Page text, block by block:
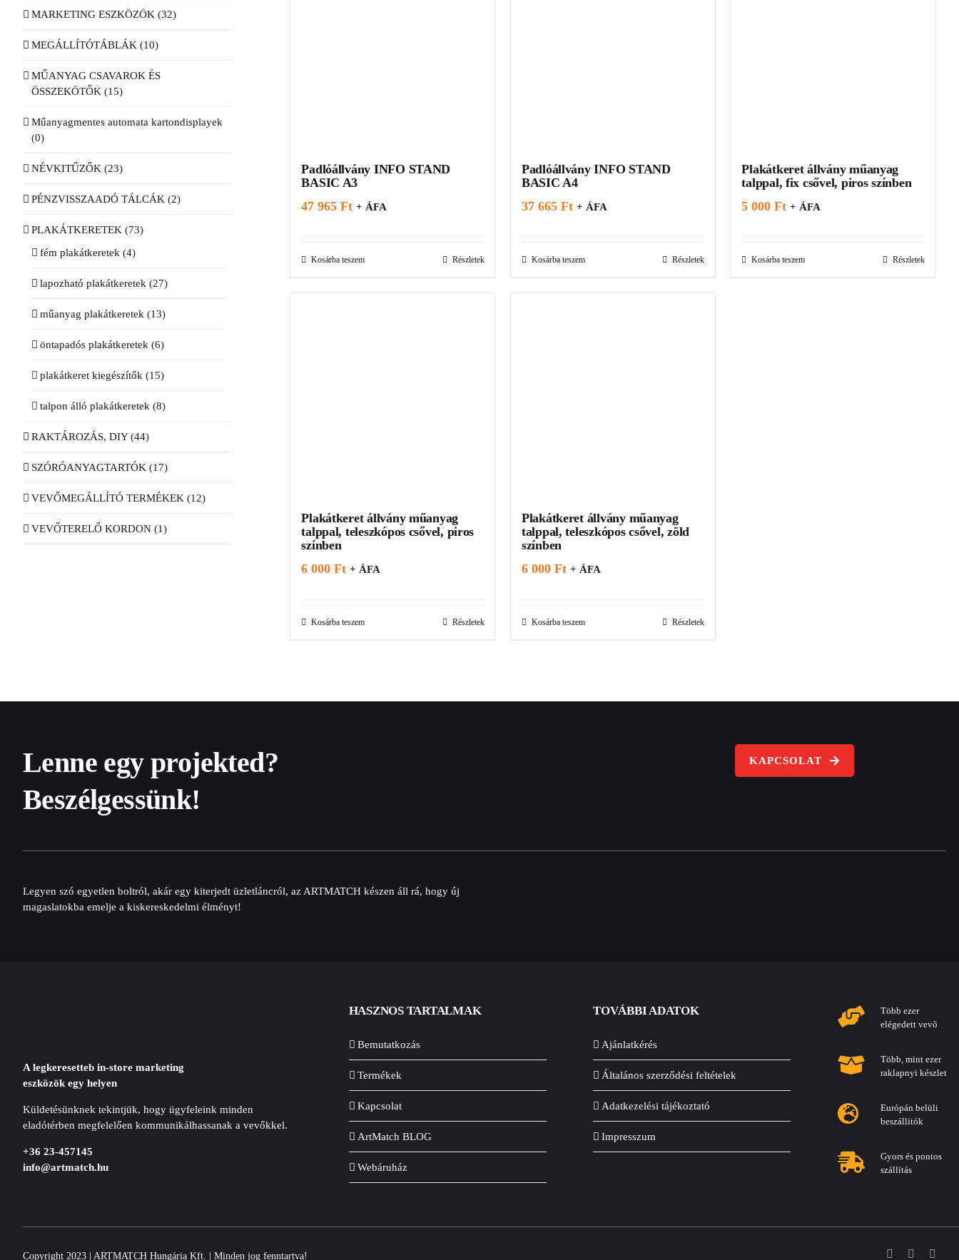
Padlóállvány INFO STAND
BASIC A3
47 965Ft + ÁFA
Kosárba teszem Részletek
Padlóállvány INFO STAND
BASIC A4
37 665 Ft + ÁFA
Kosárba teszem Részletek
Plakátkeret állvány műanyag
talppal, fix csővel, piros színben
5 000Ft + ÁFA
Kosárba teszem Részletek
Plakátkeret állvány műanyag
talppal, teleszkópos csővel, piros
színben
6 000Ft + ÁFA
Kosárba teszem Részletek
Plakátkeret állvány műanyag
talppal, teleszkópos csővel, zöld
színben
6 000 Ft + ÁFA
Kosárba teszem Részletek
MARKETING ESZKÖZÖK (32)
MEGÁLLÍTÓTÁBLÁK (10)
MŰANYAG CSAVAROK ÉS
ÖSSZEKÖTŐK (15)
Műanyagmentes automata kartondisplayek
(0)
NÉVKITŰZŐK (23)
PÉNZVISSZAADÓ TÁLCÁK (2)
PLAKÁTKERETEK (73)
fém plakátkeretek (4)
lapozható plakátkeretek (27)
műanyag plakátkeretek (13)
öntapadós plakátkeretek (6)
plakátkeret kiegészítők (15)
talpon álló plakátkeretek (8)
RAKTÁROZÁS, DIY (44)
SZÓRÓANYAGTARTÓK (17)
VEVŐMEGÁLLÍTÓ TERMÉKEK (12)
VEVŐTERELŐ KORDON (1)
Lenne egy projekted?
Beszélgessünk!
KAPCSOLAT
Legyen szó egyetlen boltról, akár egy kiterjedt üzletláncról, az ARTMATCH készen áll rá, hogy új
magaslatokba emelje a kiskereskedelmi élményt!
A legkeresetteb in-store marketing
eszközök egy helyen
Küldetésünknek tekintjük, hogy ügyfeleink minden
eladótérben megfelelően kommunikálhassanak a vevőkkel.
+36 23-457145
info@artmatch.hu
HASZNOS TARTALMAK
Bemutatkozás
Termékek
Kapcsolat
ArtMatch BLOG
Webáruház
TOVÁBBI ADATOK
Ajánlatkérés
Általános szerződési feltételek
Adatkezelési tájékoztató
Impresszum
Több ezer
elégedett vevő
Több, mint ezer
raklapnyi készlet
Európán belüli
beszállítók
Gyors és pontos
szállítás
Copyright 2023 | ARTMATCH Hungária Kft. | Minden jog fenntartva!